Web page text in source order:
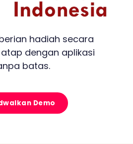
hadiah secara
dengan aplikasi
batas.
Demo